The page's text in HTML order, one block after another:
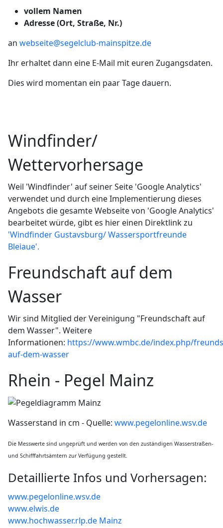
vollem Namen
Adresse (Ort, Straße, Nr.)
an webseite@segelclub-mainspitze.de
Ihr erhaltet dann eine E-Mail mit euren Zugangsdaten.
Dies wird momentan ein paar Tage dauern.
Windfinder/
Wettervorhersage
Weil 'Windfinder' auf seiner Seite 'Google Analytics'
verwendet und durch eine Implementierung dieses
Angebots die gesamte Webseite von 'Google Analytics'
bearbeitet würde, gibt es hier einen Direktlink zu
'Windfinder Gustavsburg/ Wassersportfreunde
Bleiaue'.
Freundschaft auf dem
Wasser
Wir sind Mitglied der Vereinigung "Freundschaft auf
dem Wasser". Weitere
Informationen: https://www.wmbc.de/index.php/
auf-dem-wasser
Rhein - Pegel Mainz
Wasserstand in cm - Quelle: www.pegelonline.wsv.de
Die Messwerte sind ungeprüft und werden von den zuständigen Wasserstraßen-
und Schifffahrtsämtern zur Verfügung gestellt.
Detaillierte Infos und Vorhersagen:
www.pegelonline.wsv.de
www.elwis.de
www.hochwasser.rlp.de Mainz